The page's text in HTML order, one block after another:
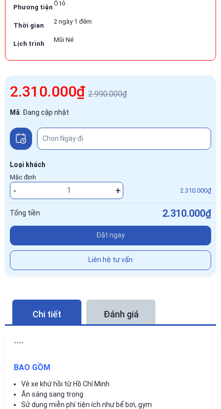
Phương tiện
Ô tô
Thời gian
2 ngày 1 đêm
Lịch trình
Mũi Né
2.310.000₫ 2.990.000₫
Mã: Đang cập nhật
Loại khách
Mặc định
- + 2.310.000₫
Tổng tiền 2.310.000₫
Đặt ngay
Liên hệ tư vấn
Chi tiết Đánh giá
----
BAO GỒM
Vé xe khứ hồi từ Hồ Chí Minh
Ăn sáng sang trọng
Sử dụng miễn phí tiện ích như bể bơi, gym